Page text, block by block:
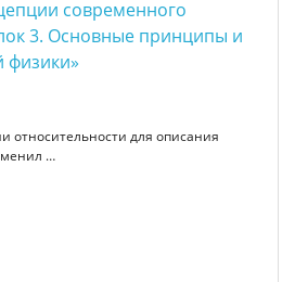
современного
3. Основные принципы и
физики»
относительности для описания
…